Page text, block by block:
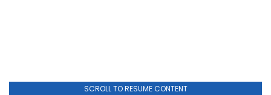
SCROLL TO RESUME CONTENT